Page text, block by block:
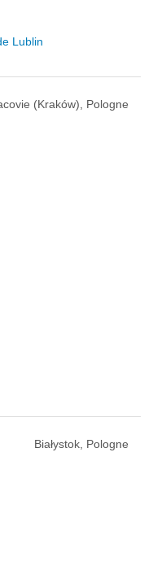
Lublin
(Kraków), Pologne
Białystok, Pologne